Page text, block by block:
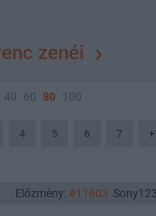
zenéi
40 60 80 100
4 5 6 7
Előzmény: #11603 Sony123